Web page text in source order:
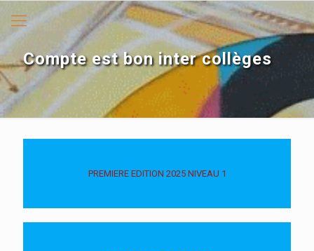
Compte est bon inter collèges
PREMIERE EDITION 2025 NIVEAU 1